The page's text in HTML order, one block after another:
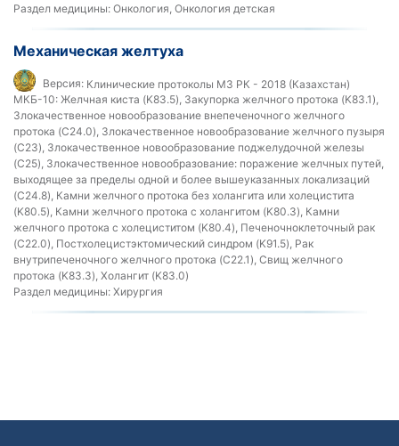
Раздел медицины: Онкология, Онкология детская
Механическая желтуха
Версия: Клинические протоколы МЗ РК - 2018 (Казахстан)
МКБ-10: Желчная киста (K83.5), Закупорка желчного протока (K83.1),
Злокачественное новообразование внепеченочного желчного
протока (C24.0), Злокачественное новообразование желчного пузыря
(C23), Злокачественное новообразование поджелудочной железы
(C25), Злокачественное новообразование: поражение желчных путей,
выходящее за пределы одной и более вышеуказанных локализаций
(C24.8), Камни желчного протока без холангита или холецистита
(K80.5), Камни желчного протока с холангитом (K80.3), Камни
желчного протока с холециститом (K80.4), Печеночноклеточный рак
(C22.0), Постхолецистэктомический синдром (K91.5), Рак
внутрипеченочного желчного протока (C22.1), Свищ желчного
протока (K83.3), Холангит (K83.0)
Раздел медицины: Хирургия